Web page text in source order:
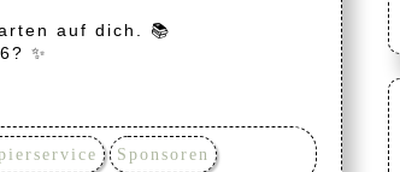
auf dich. 📚
✨
Sponsoren